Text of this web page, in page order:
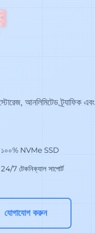
আনলিমিটেড ট্র্যাফিক এবং
১০০% NVMe SSD
24/7 টেকনিক্যাল সাপোর্ট
যোগাযোগ করুন